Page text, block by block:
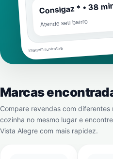
Consigaz * • 38
Atende seu bairro
Imagem ilustrativa
Marcas
Compare revendas com
cozinha no mesmo lugar e encontre
Vista Alegre com mais rapidez.